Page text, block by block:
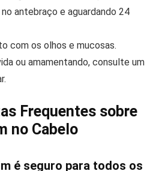
antebraço e aguardando 24
com os olhos e mucosas.
ou amamentando, consulte um
Frequentes sobre
no Cabelo
é seguro para todos os